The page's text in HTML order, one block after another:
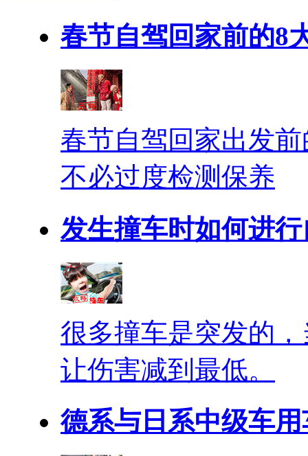
春节自驾回家前的8
春节自驾回家出发
不必过度检测保养
发生撞车时如何进
很多撞车是突发的
让伤害减到最低。
德系与日系中级车